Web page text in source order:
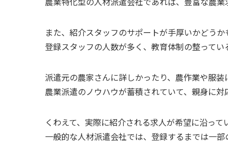
また、 紹介スタッフのサポートが手厚いかどうか
登録スタッフの人数が多く、教育体制の整ってい
派遣元の農家さんに詳しかったり、農作業や服
農業派遣のノウハウが蓄積されていて、親身に対
くわえて、 実際に紹介される求人が希望に沿って
一般的な人材派遣会社では、登録するまでは一部